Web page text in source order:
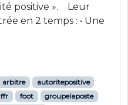
positive ». Leur
en 2 temps : • Une
arbitre
autoritepositive
ffr foot
groupelaposte